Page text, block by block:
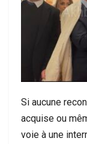
Si aucune
acquise ou
voie à une